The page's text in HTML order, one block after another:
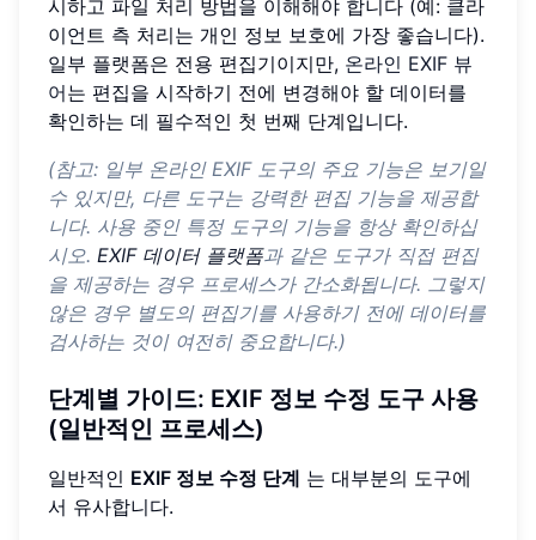
시하고 파일 처리 방법을 이해해야 합니다 (예: 클라
이언트 측 처리는 개인 정보 보호에 가장 좋습니다).
일부 플랫폼은 전용 편집기이지만, 온라인 EXIF 뷰
어는 편집을 시작하기 전에 변경해야 할 데이터를
확인하는 데 필수적인 첫 번째 단계입니다.
(참고: 일부 온라인 EXIF 도구의 주요 기능은 보기일
수 있지만, 다른 도구는 강력한 편집 기능을 제공합
니다. 사용 중인 특정 도구의 기능을 항상 확인하십
시오. EXIF 데이터 플랫폼과 같은 도구가 직접 편집
을 제공하는 경우 프로세스가 간소화됩니다. 그렇지
않은 경우 별도의 편집기를 사용하기 전에 데이터를
검사하는 것이 여전히 중요합니다.)
단계별 가이드: EXIF 정보 수정 도구 사용
(일반적인 프로세스)
일반적인 EXIF 정보 수정 단계 는 대부분의 도구에
서 유사합니다.